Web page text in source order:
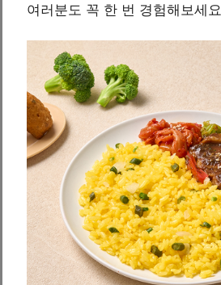
여러분도 꼭 한 번 경험해보세요